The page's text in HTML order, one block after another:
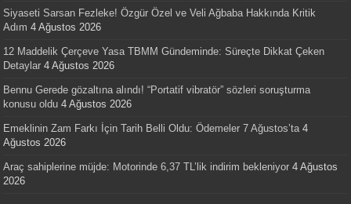
Siyaseti Sarsan Fezleke! Özgür Özel ve Veli Ağbaba Hakkında Kritik
Adım 4 Ağustos 2026
12 Maddelik Çerçeve Yasa TBMM Gündeminde: Süreçte Dikkat Çeken
Detaylar 4 Ağustos 2026
Bennu Gerede gözaltına alındı! “Portatif vibratör” sözleri soruşturma
konusu oldu 4 Ağustos 2026
Emeklinin Zam Farkı İçin Tarih Belli Oldu: Ödemeler 7 Ağustos’ta 4
Ağustos 2026
Araç sahiplerine müjde: Motorinde 6,37 TL’lik indirim bekleniyor 4 Ağustos
2026